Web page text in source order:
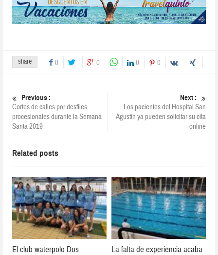
share 0 0 0 0
Previous :
Cortes de calles por desfiles
procesionales durante la Semana
Santa 2019
Next :
Los pacientes del Hospital San
Agustín ya pueden solicitar su cita
online
Related posts
El club waterpolo Dos
La falta de experiencia acaba